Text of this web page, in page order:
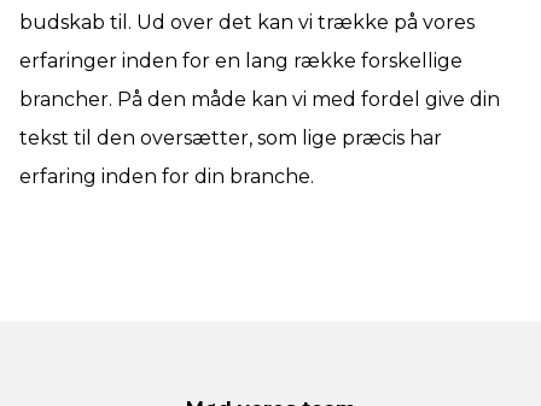
budskab til. Ud over det kan vi trække på vores
erfaringer inden for en lang række forskellige
brancher. På den måde kan vi med fordel give din
tekst til den oversætter, som lige præcis har
erfaring inden for din branche.